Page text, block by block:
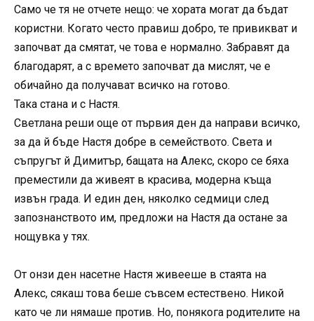
Само че тя не отчете нещо: че хората могат да бъдат
користни. Когато често правиш добро, те привикват и
започват да смятат, че това е нормално. Забравят да
благодарят, а с времето започват да мислят, че е
обичайно да получават всичко на готово.
Така стана и с Настя.
Светлана реши още от първия ден да направи всичко,
за да й бъде Настя добре в семейството. Света и
съпругът й Димитър, бащата на Алекс, скоро се бяха
преместили да живеят в красива, модерна къща
извън града. И един ден, няколко седмици след
запознанството им, предложи на Настя да остане за
нощувка у тях.
От онзи ден насетне Настя живееше в стаята на
Алекс, сякаш това беше съвсем естествено. Никой
като че ли нямаше против. Но, понякога родителите на